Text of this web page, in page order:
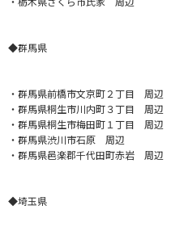
◆群馬県
・群馬県前橋市文京町２丁目 周辺
・群馬県桐生市川内町３丁目 周辺
・群馬県桐生市梅田町１丁目 周辺
・群馬県渋川市石原 周辺
・群馬県邑楽郡千代田町赤岩 周辺
◆埼玉県